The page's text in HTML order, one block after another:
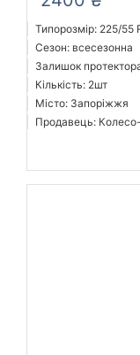
Типорозмір: 225/55
Сезон: всесезонна
Залишок
Кількість: 2шт
Місто: Запоріжжя
Продавець: